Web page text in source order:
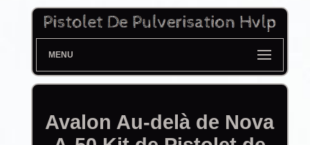
MENU
Avalon Au-delà de Nova